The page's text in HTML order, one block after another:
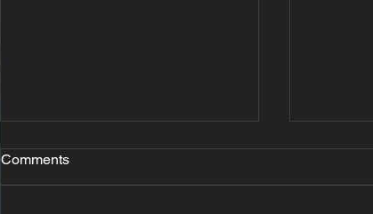
Comments